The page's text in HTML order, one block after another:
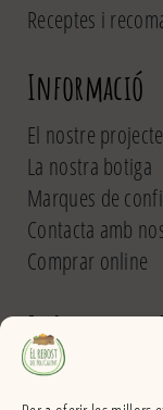
Receptes i
Informació
El nostre projecte
La nostra botiga
Marques de
Contacta amb
Comprar online
El Rebost
Carrer dels